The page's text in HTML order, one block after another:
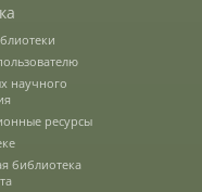
научного
ресурсы
библиотека